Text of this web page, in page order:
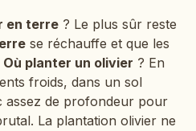
en terre ? Le plus sûr reste
se réchauffe et que les
Où planter un olivier ? En
froids, dans un sol
assez de profondeur pour
La plantation olivier ne